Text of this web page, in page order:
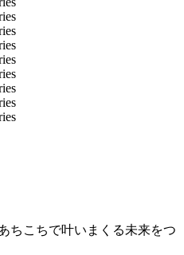
ちこちで叶いまくる未来をつ